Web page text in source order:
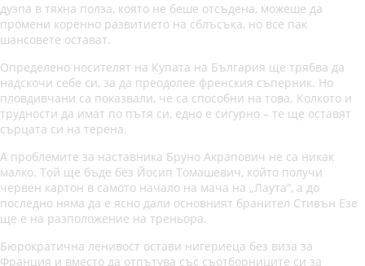
дузпа в тяхна полза, която не беше отсъдена, можеше да
промени коренно развитието на сблъсъка, но все пак
шансовете остават.
Определено носителят на Купата на България ще трябва да
надскочи себе си, за да преодолее френския съперник. Но
пловдивчани са показвали, че са способни на това. Колкото и
трудности да имат по пътя си, едно е сигурно – те ще оставят
сърцата си на терена.
А проблемите за наставника Бруно Акрапович не са никак
малко. Той ще бъде без Йосип Томашевич, който получи
червен картон в самото начало на мача на „Лаута“, а до
последно няма да е ясно дали основният бранител Стивън Езе
ще е на разположение на треньора.
Бюрократична ленивост остави нигериеца без виза за
Франция и вместо да отпътува със съотборниците си за